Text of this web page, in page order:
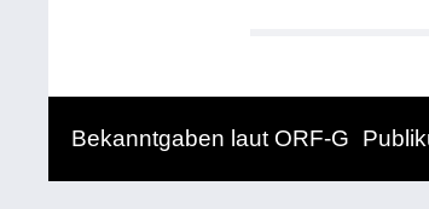
Bekanntgaben laut ORF-G